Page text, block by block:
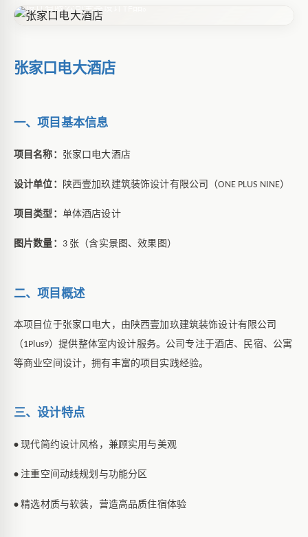
设计有限公司全案设计作品。
张家口电大酒店
一、项目基本信息
项目名称： 张家口电大酒店
设计单位： 陕西壹加玖建筑装饰设计有限公司（ONE PLUS NINE）
项目类型： 单体酒店设计
图片数量： 3 张（含实景图、效果图）
二、项目概述
本项目位于张家口电大，由陕西壹加玖建筑装饰设计有限公司
（1Plus9）提供整体室内设计服务。公司专注于酒店、民宿、公寓
等商业空间设计，拥有丰富的项目实践经验。
三、设计特点
•现代简约设计风格，兼顾实用与美观
• 注重空间动线规划与功能分区
•精选材质与软装，营造高品质住宿体验